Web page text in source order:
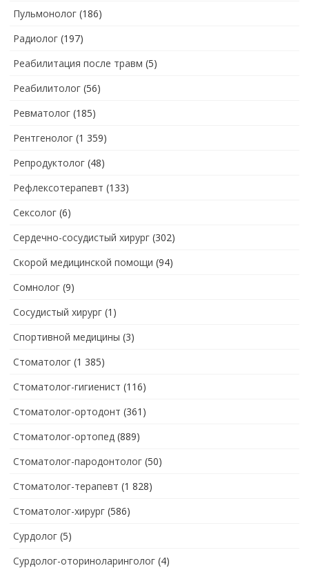
Пульмонолог (186)
Радиолог (197)
Реабилитация после травм (5)
Реабилитолог (56)
Ревматолог (185)
Рентгенолог (1 359)
Репродуктолог (48)
Рефлексотерапевт (133)
Сексолог (6)
Сердечно-сосудистый хирург (302)
Скорой медицинской помощи (94)
Сомнолог (9)
Сосудистый хирург (1)
Спортивной медицины (3)
Стоматолог (1 385)
Стоматолог-гигиенист (116)
Стоматолог-ортодонт (361)
Стоматолог-ортопед (889)
Стоматолог-пародонтолог (50)
Стоматолог-терапевт (1 828)
Стоматолог-хирург (586)
Сурдолог (5)
Сурдолог-оториноларинголог (4)